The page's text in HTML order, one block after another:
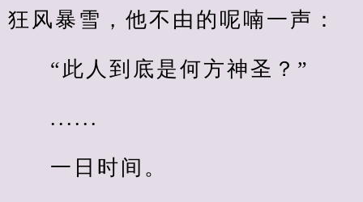
狂风暴雪，他不由的呢喃一声：
“此人到底是何方神圣？”
......
一日时间。